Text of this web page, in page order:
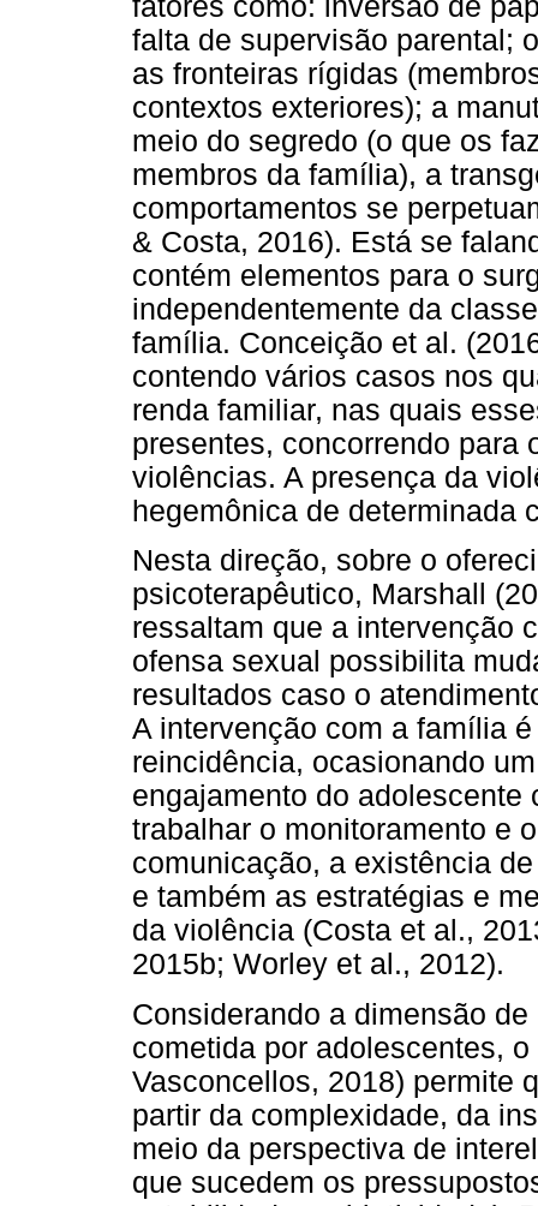
fatores como: inversão de
falta de supervisão parental;
as fronteiras rígidas
contextos exteriores); a
meio do segredo (o que os
membros da família), a
comportamentos se
& Costa, 2016). Está se
contém elementos para o
independentemente da
família. Conceição et al.
contendo vários casos nos
renda familiar, nas quais
presentes, concorrendo para
violências. A presença da
hegemônica de determinada
Nesta direção, sobre o
psicoterapêutico, Marshall
ressaltam que a intervenção
ofensa sexual possibilita
resultados caso o
A intervenção com a família
reincidência, ocasionando
engajamento do
trabalhar o monitoramento e
comunicação, a existência
e também as estratégias e
da violência (Costa et al.,
2015b; Worley et al., 2012).
Considerando a dimensão
cometida por adolescentes,
Vasconcellos, 2018) permite
partir da complexidade, da
meio da perspectiva de
que sucedem os